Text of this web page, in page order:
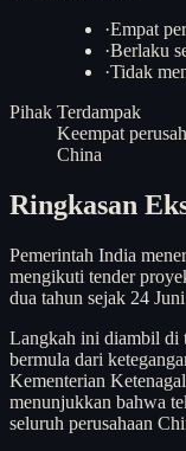
·Empat
·Berlaku
·Tidak
Pihak Terdampak
Keempat
China
Ringkasan
Pemerintah India
mengikuti tender
dua tahun sejak 24
Langkah ini diambil di
bermula dari
Kementerian
menunjukkan bahwa
seluruh perusahaan